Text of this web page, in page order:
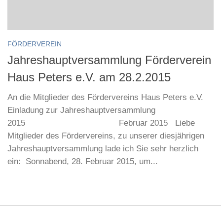
FÖRDERVEREIN
Jahreshauptversammlung Förderverein
Haus Peters e.V. am 28.2.2015
An die Mitglieder des Fördervereins Haus Peters e.V.
Einladung zur Jahreshauptversammlung
2015 Februar 2015 Liebe
Mitglieder des Fördervereins, zu unserer diesjährigen
Jahreshauptversammlung lade ich Sie sehr herzlich
ein: Sonnabend, 28. Februar 2015, um...